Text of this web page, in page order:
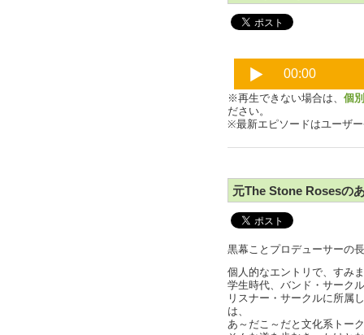
※再生できない場合は、 個
ださい。
※最新エピソードはユーザ
元The Stone Rosesの
黒幕ことプロデューサーの
個人的なエントリで、すみ
学生時代、バンド・サーク
リスナー・サークルに所属
は、
あ～だこ～だと文化系トー